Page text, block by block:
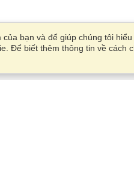
bạn và để giúp chúng tôi
Để biết thêm thông tin về cách